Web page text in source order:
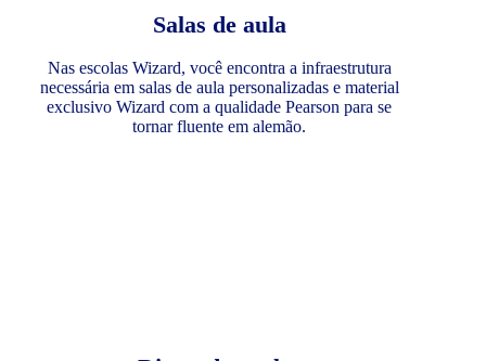
Salas de aula
Nas escolas Wizard, você encontra a infraestrutura
necessária em salas de aula personalizadas e material
exclusivo Wizard com a qualidade Pearson para se
tornar fluente em alemão.